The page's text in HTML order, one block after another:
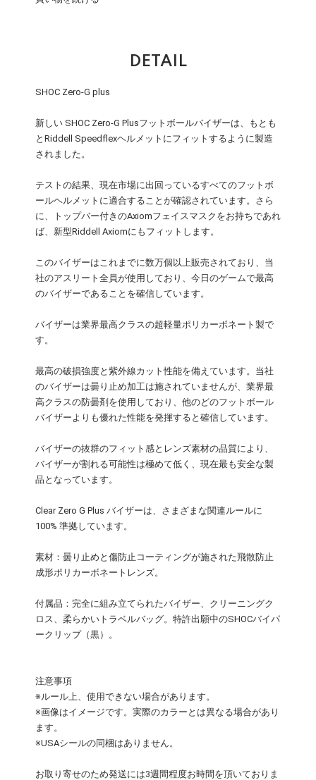
DETAIL
SHOC Zero-G plus
新しい SHOC Zero-G Plusフットボールバイザーは、もとも
とRiddell Speedflexヘルメットにフィットするように製造
されました。
テストの結果、現在市場に出回っているすべてのフットボ
ールヘルメットに適合することが確認されています。さら
に、トップバー付きのAxiomフェイスマスクをお持ちであれ
ば、新型Riddell Axiomにもフィットします。
このバイザーはこれまでに数万個以上販売されており、当
社のアスリート全員が使用しており、今日のゲームで最高
のバイザーであることを確信しています。
バイザーは業界最高クラスの超軽量ポリカーボネート製で
す。
最高の破損強度と紫外線カット性能を備えています。当社
のバイザーは曇り止め加工は施されていませんが、業界最
高クラスの防曇剤を使用しており、他のどのフットボール
バイザーよりも優れた性能を発揮すると確信しています。
バイザーの抜群のフィット感とレンズ素材の品質により、
バイザーが割れる可能性は極めて低く、現在最も安全な製
品となっています。
Clear Zero G Plus バイザーは、さまざまな関連ルールに
100% 準拠しています。
素材：曇り止めと傷防止コーティングが施された飛散防止
成形ポリカーボネートレンズ。
付属品：完全に組み立てられたバイザー、クリーニングク
ロス、柔らかいトラベルバッグ。特許出願中のSHOCバイパ
ークリップ（黒）。
注意事項
※ルール上、使用できない場合があります。
※画像はイメージです。実際のカラーとは異なる場合があり
ます。
※USAシールの同梱はありません。
お取り寄せのため発送には3週間程度お時間を頂いておりま